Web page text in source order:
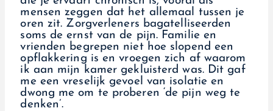
mensen zeggen dat het allemaal tussen je
oren zit. Zorgverleners bagatelliseerden
soms de ernst van de pijn. Familie en
vrienden begrepen niet hoe slopend een
opflakkering is en vroegen zich af waarom
ik aan mijn kamer gekluisterd was. Dit gaf
me een vreselijk gevoel van isolatie en
dwong me om te proberen ‘de pijn weg te
denken’.